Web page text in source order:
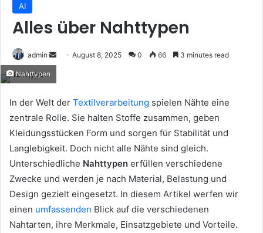
AI
Alles über Nahttypen
admin
Send
email
August 8, 2025 0 66 3 minutes read
Nahttypen
In der Welt der Textilverarbeitung spielen Nähte eine
zentrale Rolle. Sie halten Stoffe zusammen, geben
Kleidungsstücken Form und sorgen für Stabilität und
Langlebigkeit. Doch nicht alle Nähte sind gleich.
Unterschiedliche Nahttypen erfüllen verschiedene
Zwecke und werden je nach Material, Belastung und
Design gezielt eingesetzt. In diesem Artikel werfen wir
einen umfassenden Blick auf die verschiedenen
Nahtarten, ihre Merkmale, Einsatzgebiete und Vorteile.